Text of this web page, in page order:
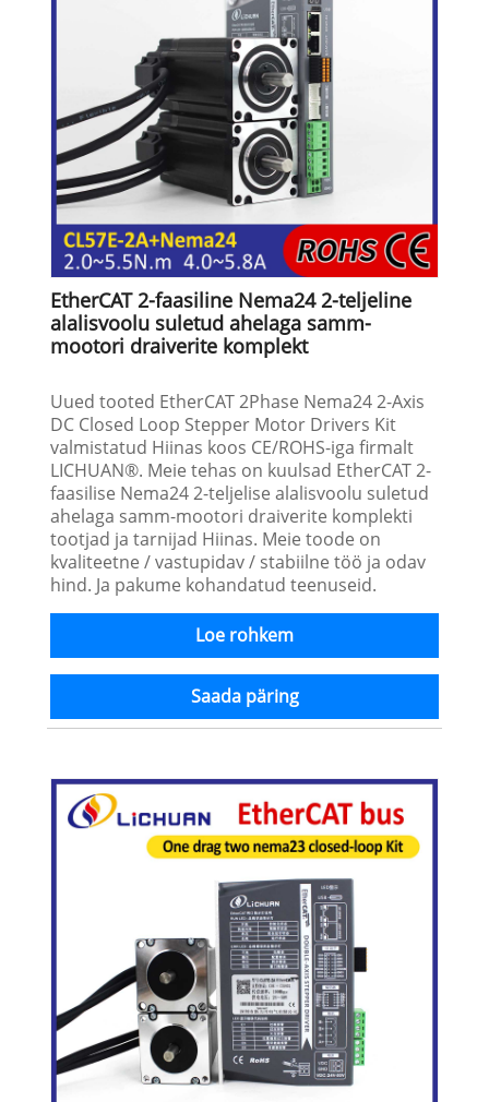
EtherCAT 2-faasiline Nema24 2-teljeline
alalisvoolu suletud ahelaga samm-
mootori draiverite komplekt
Uued tooted EtherCAT 2Phase Nema24 2-Axis
DC Closed Loop Stepper Motor Drivers Kit
valmistatud Hiinas koos CE/ROHS-iga firmalt
LICHUAN®. Meie tehas on kuulsad EtherCAT 2-
faasilise Nema24 2-teljelise alalisvoolu suletud
ahelaga samm-mootori draiverite komplekti
tootjad ja tarnijad Hiinas. Meie toode on
kvaliteetne / vastupidav / stabiilne töö ja odav
hind. Ja pakume kohandatud teenuseid.
Loe rohkem
Saada päring